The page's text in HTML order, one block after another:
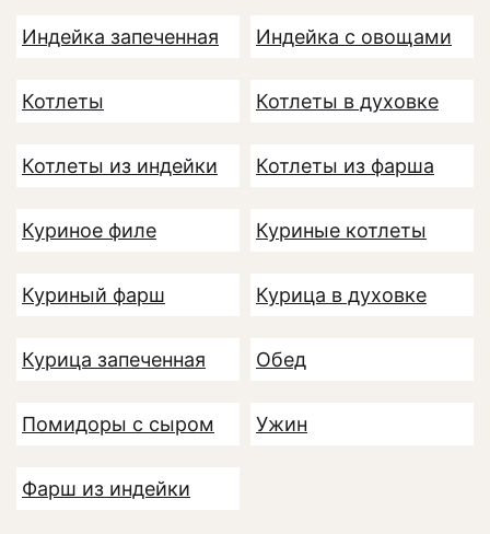
Индейка запеченная Индейка с овощами
Котлеты Котлеты в духовке
Котлеты из индейки Котлеты из фарша
Куриное филе Куриные котлеты
Куриный фарш Курица в духовке
Курица запеченная Обед
Помидоры с сыром Ужин
Фарш из индейки